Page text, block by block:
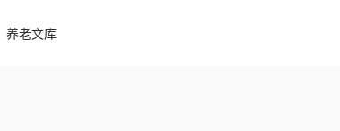
养老文库